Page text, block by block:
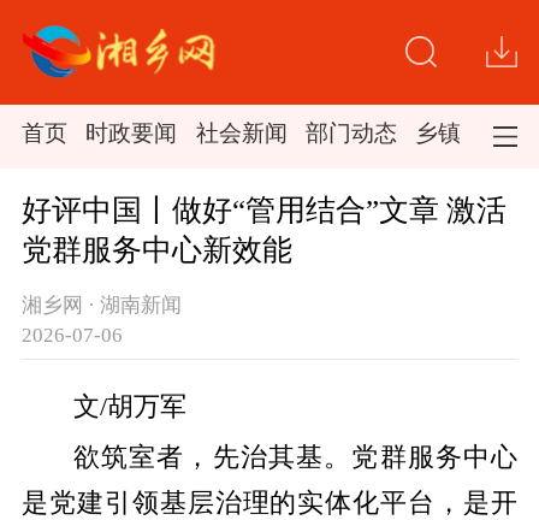
首页 时政要闻 社会新闻 部门动态 乡镇新闻
好评中国丨做好“管用结合”文章 激活
党群服务中心新效能
湘乡网 · 湖南新闻
2026-07-06
文/胡万军
欲筑室者，先治其基。党群服务中心
是党建引领基层治理的实体化平台，是开